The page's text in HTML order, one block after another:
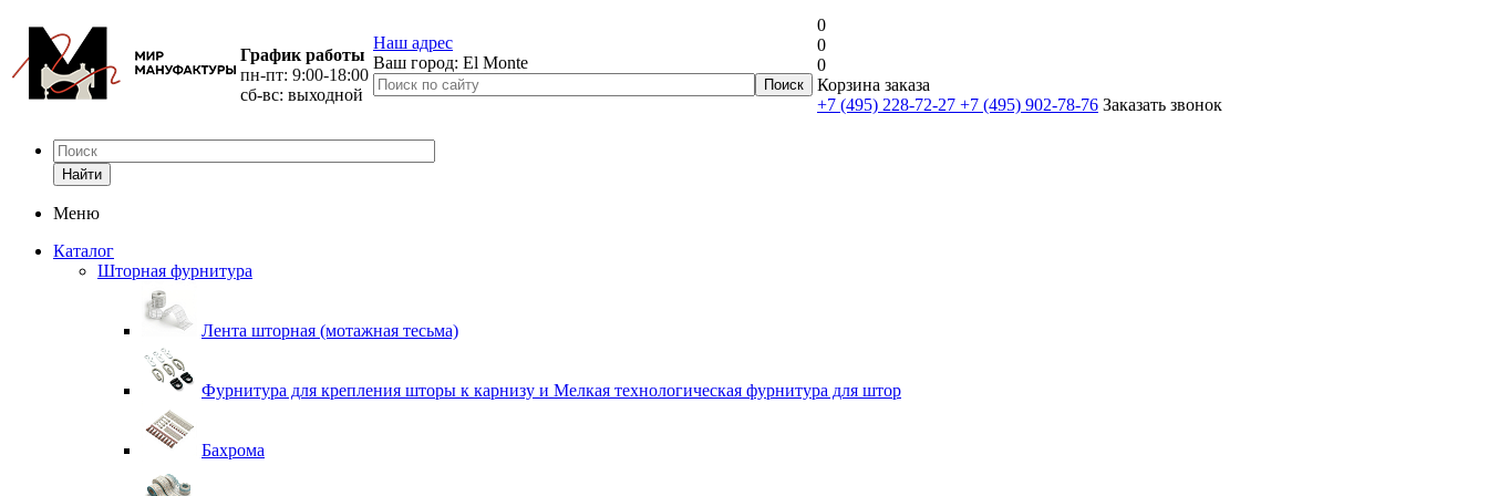
График работы
пн-пт: 9:00-18:00
сб-вс: выходной
Наш адрес
Ваш город: El Monte
0
0
0
Корзина заказа
+7 (495) 228-72-27 +7 (495) 902-78-76 Заказать звонок
Найти
Меню
Каталог
Шторная фурнитура
Лента шторная (мотажная тесьма)
Фурнитура для крепления шторы к карнизу и Мелкая технологическая фурнитура для штор
Бахрома